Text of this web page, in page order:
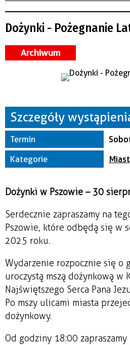
Kategoria
—
Dożynki - Pożegnanie
Archiwum
Szczegóły
Termin
Kategorie
Dożynki w Pszowie – 30
Serdecznie zapraszamy na
Pszowie, które odbędą się w
2025 roku.
Wydarzenie rozpocznie się o
uroczystą mszą dożynkową w
Najświętszego Serca Pana
Po mszy ulicami miasta
dożynkowy.
Od godziny 18:00